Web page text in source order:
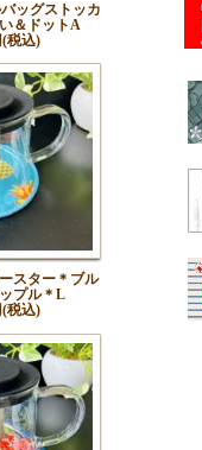
ッグストッカ
＆ドットA
(税込)
スター＊ブル
プル＊L
(税込)